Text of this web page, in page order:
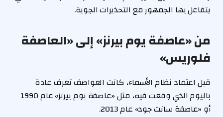
يتفاعل بها الجمهور مع التحذيرات الجوية.
من «عاصفة يوم بيرنز» إلى «العاصفة
فلوريس»
قبل اعتماد نظام الأسماء، كانت العواصف تعرف عادة
باليوم الذي وقعت فيه، مثل «عاصفة يوم بيرنز» عام 1990
أو «عاصفة سانت جود» عام 2013.